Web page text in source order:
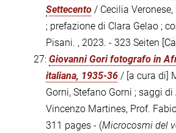
Settecento / Cecilia
; prefazione di Clara Gelao ;
Pisani. , 2023. - 323 Seiten
27: Giovanni Gori fotografo in
italiana, 1935-36 / [a cura di]
Gorni, Stefano Gorni ; saggi
Vincenzo Martines, Prof.
311 pages - (Microcosmi del